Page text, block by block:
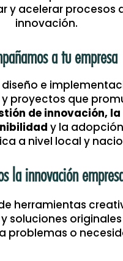
y acelerar procesos
innovación.
a tu empresa
diseño e
proyectos que
de innovación, la
y la adopción
a nivel local y
la innovación
herramientas
soluciones
problemas o